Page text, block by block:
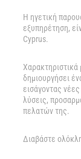
Η ηγετική
εξυπηρέτηση,
Cyprus.
δημιουργήσει
εισάγοντας
λύσεις,
πελατών της.
Διαβάστε